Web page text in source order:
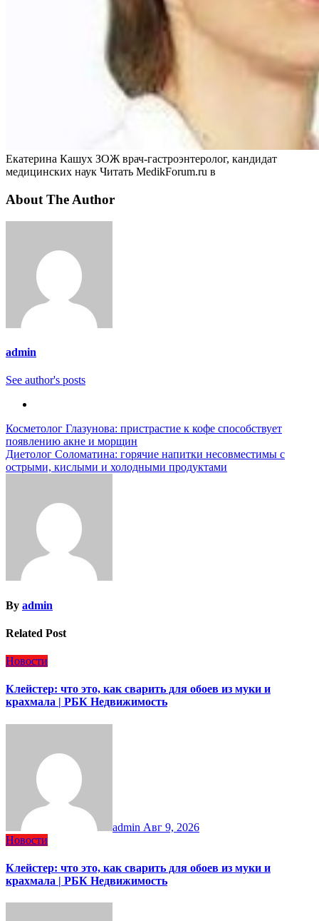
Екатерина Кашух ЗОЖ врач-гастроэнтеролог, кандидат
медицинских наук Читать MedikForum.ru в
About The Author
admin
See author's posts
Навигация
по
записям
Косметолог Глазунова: пристрастие к кофе способствует
появлению акне и морщин
Диетолог Соломатина: горячие напитки несовместимы с
острыми, кислыми и холодными продуктами
By admin
Related Post
Новости
Клейстер: что это, как сварить для обоев из муки и
крахмала | РБК Недвижимость
admin Авг 9, 2026
Новости
Клейстер: что это, как сварить для обоев из муки и
крахмала | РБК Недвижимость